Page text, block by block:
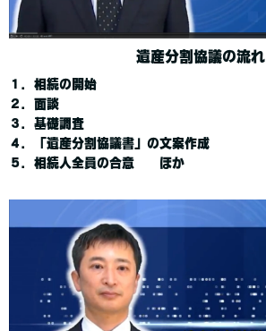
遺産分割協議の流れ
１．相続の開始
２．面談
３．基礎調査
４．「遺産分割協議書」の文案作成
５．相続人全員の合意 ほか